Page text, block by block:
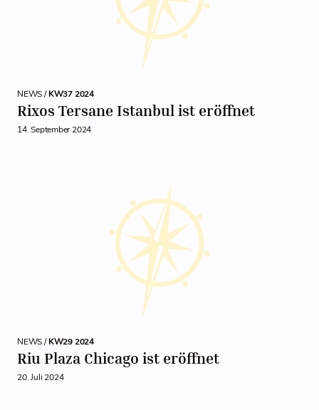
NEWS /KW37 2024
Rixos Tersane Istanbul ist eröffnet
14. September 2024
NEWS /KW29 2024
Riu Plaza Chicago ist eröffnet
20. Juli 2024